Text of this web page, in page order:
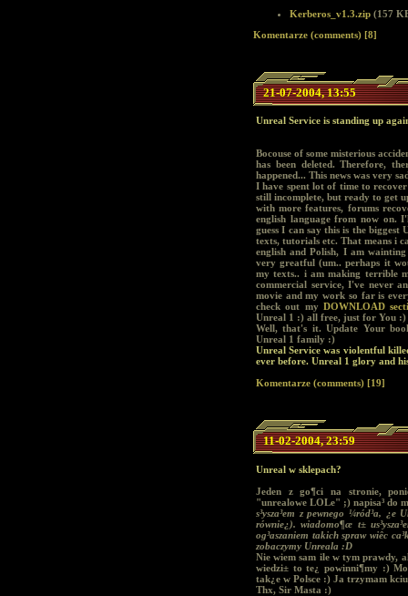
Kerberos_v1.3.zip (157
Komentarze (comments) [8]
21-07-2004, 13:55
Unreal Service is standing up
Bocouse of some misterious
has been deleted. Therefore,
happened... This news was very
I have spent lot of time to
still incomplete, but ready to get
with more features, forums
english language from now on.
guess I can say this is the biggest
texts, tutorials etc. That means i
english and Polish, I am
very greatful (um.. perhaps it
my texts.. i am making terrible
commercial service, I've never
movie and my work so far is
check out myDOWNLOAD
Unreal 1 :) all free, just for You :)
Well, that's it. Update Your
Unreal 1 family :)
Unreal Service was violentful
ever before. Unreal 1 glory and
Komentarze (comments) [19]
11-02-2004, 23:59
Unreal w sklepach?
Jeden z go¶ci na stronie,
"unrealowe LOLe" ;) napisa³ do
s³ysza³em z pewnego ¼ród³a,
równie¿). wiadomo¶æ t±
og³aszaniem takich spraw wiêc
zobaczymy Unreala :D
Nie wiem sam ile w tym prawdy,
wiedzi± to te¿ powinni¶my :)
tak¿e w Polsce :) Ja trzymam
Thx, Sir Masta :)